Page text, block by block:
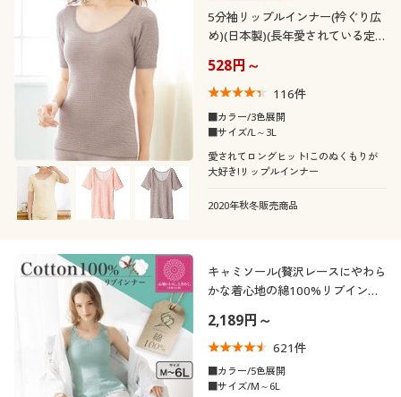
大きいサイズ 事務・制服
カタログ・チラシからのご注文
デジタルカタログ
カタログ無料プレゼント
会員メニュー
マイページ
お気に入り
サポート
ご利用ガイド
こだわり条件
で絞り込む
柄・デザイン
無地
襟・ネック
クルーネック・丸首
タートルネック Ｕネック
スクエアネック スキッパー
オープンカラー・開
5分袖リップルインナー(衿ぐり広
め)(日本製)(長年愛されている定
528円～
116件
■カラー/3色展開
■サイズ/L～3L
愛されてロングヒット!このぬくもりが
大好き!リップルインナー
2020年秋冬販売商品
キャミソール(贅沢レースにやわら
かな着心地の綿100%リブインナ
2,189円～
621件
■カラー/5色展開
■サイズ/M～6L